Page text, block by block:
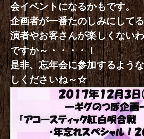
会イベントになるかもです。
企画者が一番たのしみにして
演者やお客さんが楽しくない
ですか～・・・・！
是非、忘年会に参加するよう
しくださいね～☆